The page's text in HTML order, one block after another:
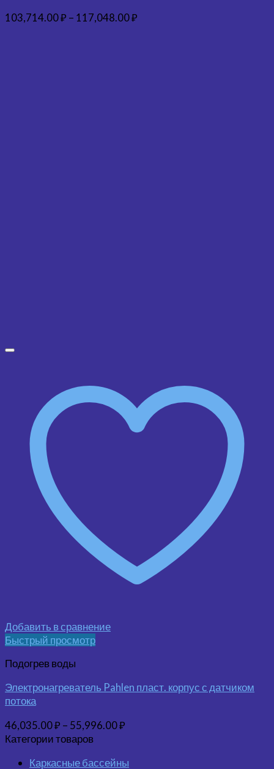
103,714.00₽ – 117,048.00₽
Добавить в сравнение
Быстрый просмотр
Подогрев воды
Электронагреватель Pahlen пласт. корпус с датчиком
потока
46,035.00₽ – 55,996.00₽
Категории товаров
Каркасные бассейны